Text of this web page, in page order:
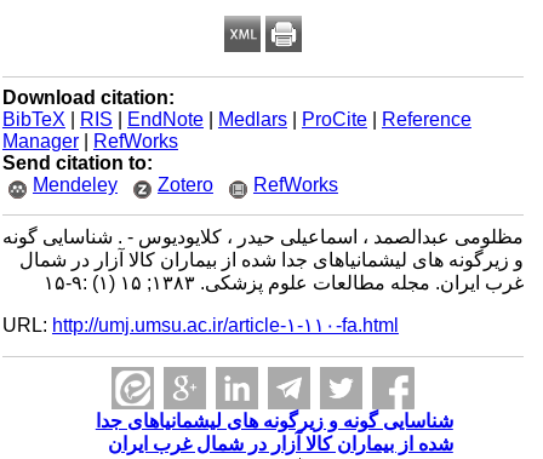
Download citation:
BibTeX
| RIS |EndNote |Medlars |ProCite |Reference
Manager
|RefWorks
Send citation to:
Mendeley
Zotero RefWorks
مظلومی عبدالصمد ، اسماعیلی حیدر ، کلایودیوس - . شناسایی گونه
و زیرگونه های لیشمانیاهای جدا شده از بیماران کالا آزار در شمال
غرب ایران. مجله مطالعات علوم پزشکی. ۱۳۸۳; ۱۵ (۱) :۹-۱۵
URL:http://umj.umsu.ac.ir/article-۱-۱۱۰-fa.html
شناسایی گونه و زیرگونه های لیشمانیاهای جدا
شده از بیماران کالا آزار در شمال غرب ایران